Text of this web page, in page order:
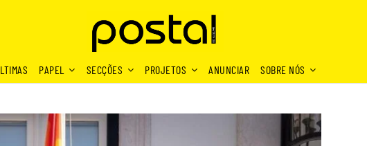
PAPEL SECÇÕES PROJETOS ANUNCIAR SOBRE NÓS